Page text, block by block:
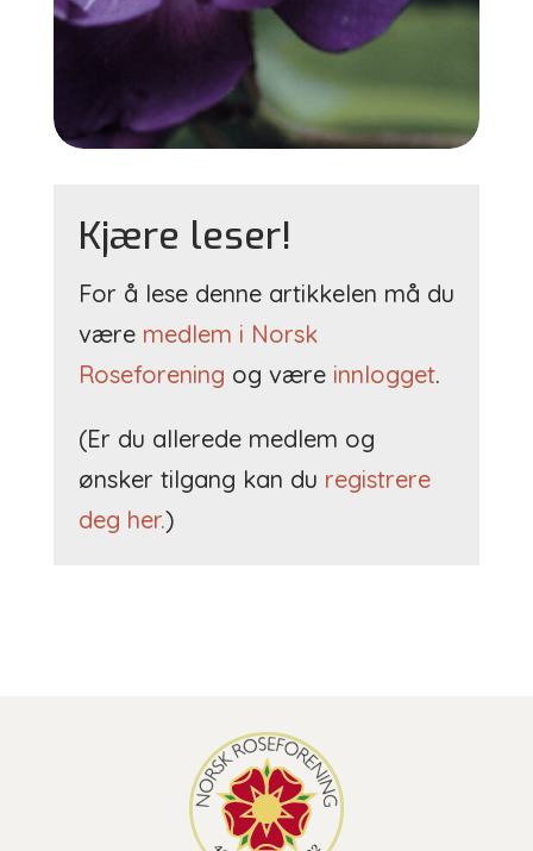
Kjære leser!
For å lese denne artikkelen må du
være medlem i Norsk
Roseforening og være innlogget.
(Er du allerede medlem og
ønsker tilgang kan du registrere
deg her.)